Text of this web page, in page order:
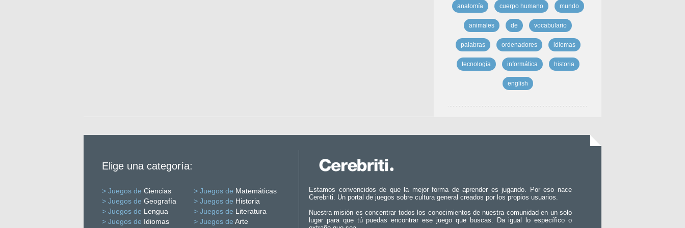
anatomía cuerpo humano mundo
animales de vocabulario
palabras ordenadores idiomas
tecnología informática historia
english
Elige una categoría:
> Juegos de Ciencias > Juegos de Matemáticas
> Juegos de Geografía > Juegos de Historia
> Juegos de Lengua > Juegos de Literatura
> Juegos de Idiomas > Juegos de Arte
Estamos convencidos de que la mejor forma de aprender es jugando. Por eso nace
Cerebriti. Un portal de juegos sobre cultura general creados por los propios usuarios.
Nuestra misión es concentrar todos los conocimientos de nuestra comunidad en un solo
lugar para que tú puedas encontrar ese juego que buscas. Da igual lo específico o